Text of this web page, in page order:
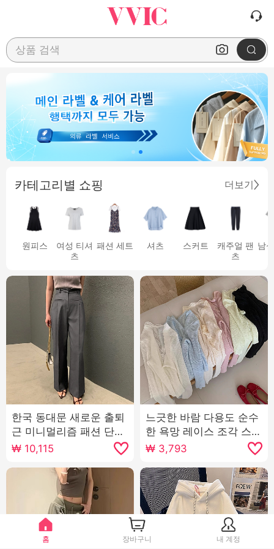
상품 검색
카테고리별 쇼핑 더보기
원피스
여성 티셔
츠
패션 세트 셔츠 스커트
캐주얼 팬
츠
남
한국 동대문 새로운 출퇴
근 미니멀리즘 패션 단색
슬랙스 여성 슬림해 보이
는 다용도 품격 하이웨이
스트 캐주얼 긴 바지
₩ 10,115
느긋한 바람 다용도 순수
한 욕망 레이스 조각 스트
랩 니트 오픈 가디건 여성
봄 미니멀리즘 슬림해 보
이는 긴팔 태양 보호 셔츠
₩ 3,793
홈 장바구니 내 계정